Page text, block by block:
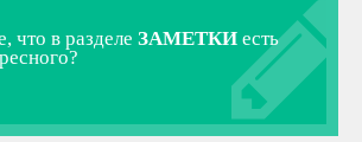
что в разделе ЗАМЕТКИ есть